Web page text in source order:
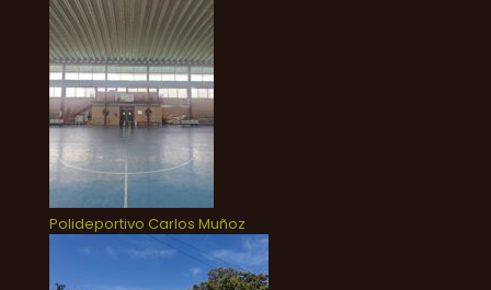
Polideportivo Carlos Muñoz